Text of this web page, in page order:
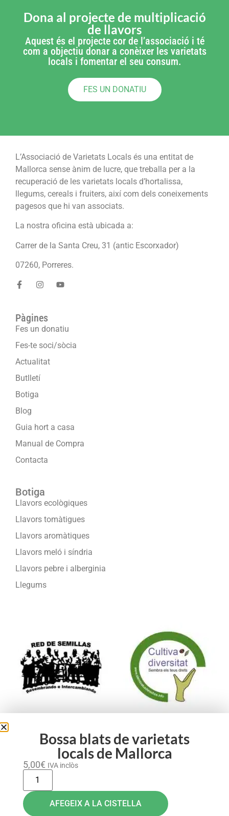
Dona al projecte de multiplicació
de llavors
Aquest és el projecte cor de l’associació i té
com a objectiu donar a conèixer les varietats
locals i fomentar el seu consum.
FES UN DONATIU
L’Associació de Varietats Locals és una entitat de
Mallorca sense ànim de lucre, que treballa per a la
recuperació de les varietats locals d’hortalissa,
llegums, cereals i fruiters, així com dels coneixements
pagesos que hi van associats.
La nostra oficina està ubicada a:
Carrer de la Santa Creu, 31 (antic Escorxador)
07260, Porreres.
Pàgines
Fes un donatiu
Fes-te soci/sòcia
Actualitat
Butlletí
Botiga
Blog
Guia hort a casa
Manual de Compra
Contacta
Botiga
Llavors ecològiques
Llavors tomàtigues
Llavors aromàtiques
Llavors meló i síndria
Llavors pebre i alberginia
Llegums
Bossa blats de varietats
locals de Mallorca
5,00€ IVA inclòs
AFEGEIX A LA CISTELLA